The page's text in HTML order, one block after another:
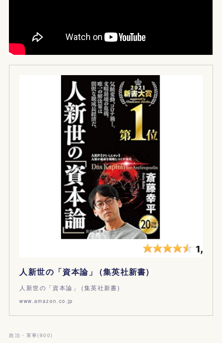
人新世の「資本論」 (集英社新書)
人新世の「資本論」 (集英社新書)
www.amazon.co.jp
政治・軍事(900)